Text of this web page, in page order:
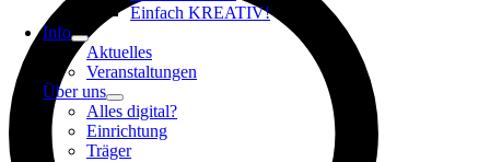
Einfach KREATIV!
Info
Aktuelles
Veranstaltungen
Über uns
Alles digital?
Einrichtung
Träger